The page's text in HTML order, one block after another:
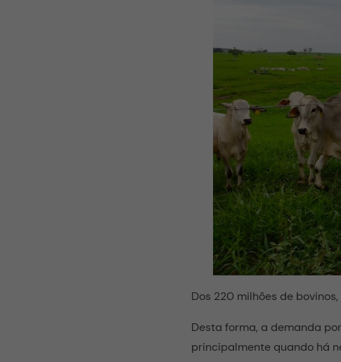
Dos 220 milhões de
Desta forma, a demanda por
principalmente quando há